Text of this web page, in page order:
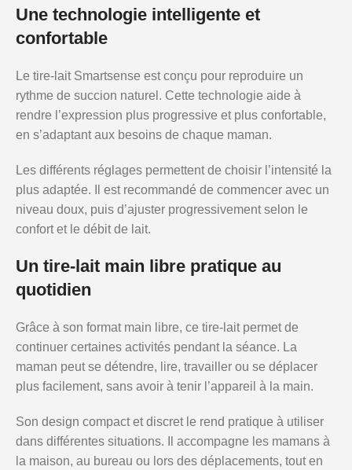
Une technologie intelligente et
confortable
Le tire-lait Smartsense est conçu pour reproduire un
rythme de succion naturel. Cette technologie aide à
rendre l’expression plus progressive et plus confortable,
en s’adaptant aux besoins de chaque maman.
Les différents réglages permettent de choisir l’intensité la
plus adaptée. Il est recommandé de commencer avec un
niveau doux, puis d’ajuster progressivement selon le
confort et le débit de lait.
Un tire-lait main libre pratique au
quotidien
Grâce à son format main libre, ce tire-lait permet de
continuer certaines activités pendant la séance. La
maman peut se détendre, lire, travailler ou se déplacer
plus facilement, sans avoir à tenir l’appareil à la main.
Son design compact et discret le rend pratique à utiliser
dans différentes situations. Il accompagne les mamans à
la maison, au bureau ou lors des déplacements, tout en